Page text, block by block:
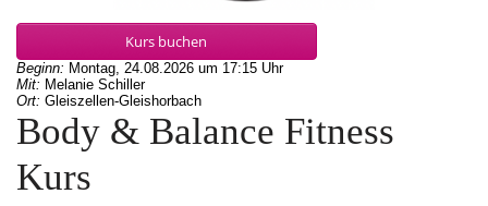
Kurs buchen
Beginn: Montag, 24.08.2026 um 17:15 Uhr
Mit: Melanie Schiller
Ort: Gleiszellen-Gleishorbach
Body & Balance Fitness
Kurs